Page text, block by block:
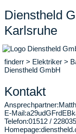
Dienstheld
Karlsruhe
finderr > Elektriker >
Dienstheld GmbH
Kontakt
Ansprechpartner:
E-Mail:
Telefon:01512 /
Homepage: